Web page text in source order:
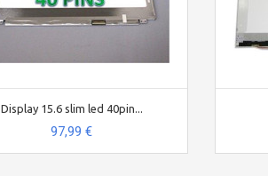
Display 15.6 slim led 40pin...
97,99 €